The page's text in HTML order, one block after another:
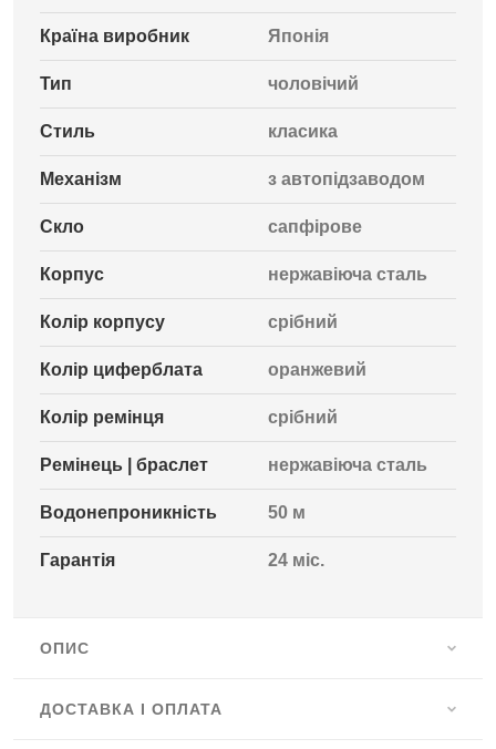
Країна виробник Японія
Тип чоловічий
Стиль класика
Механізм з автопідзаводом
Скло сапфірове
Корпус нержавіюча сталь
Колір корпусу срібний
Колір циферблата оранжевий
Колір ремінця срібний
Ремінець | браслет нержавіюча сталь
Водонепроникність 50 м
Гарантія 24 міс.
ОПИС
ДОСТАВКА І ОПЛАТА